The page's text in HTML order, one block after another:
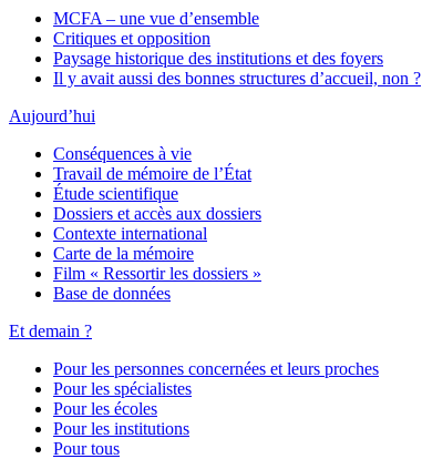
MCFA – une vue d’ensemble
Critiques et opposition
Paysage historique des institutions et des foyers
Il y avait aussi des bonnes structures d’accueil, non ?
Aujourd’hui
Conséquences à vie
Travail de mémoire de l’État
Étude scientifique
Dossiers et accès aux dossiers
Contexte international
Carte de la mémoire
Film « Ressortir les dossiers »
Base de données
Et demain ?
Pour les personnes concernées et leurs proches
Pour les spécialistes
Pour les écoles
Pour les institutions
Pour tous